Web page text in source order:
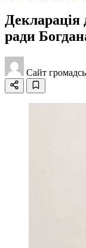
Декларація
ради
Сайт